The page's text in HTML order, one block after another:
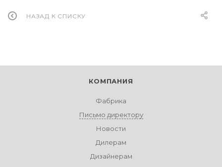
НАЗАД К СПИСКУ
КОМПАНИЯ
Фабрика
Письмо директору
Новости
Дилерам
Дизайнерам